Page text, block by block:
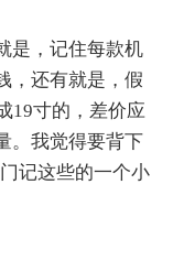
，记住每款机
，还有就是，假
19寸的，差价应
。我觉得要背下
记这些的一个小